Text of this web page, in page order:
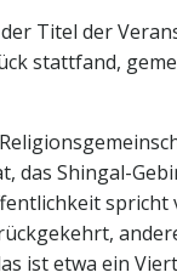
Titel der
stattfand,
das Shingal-
spricht
ist etwa ein